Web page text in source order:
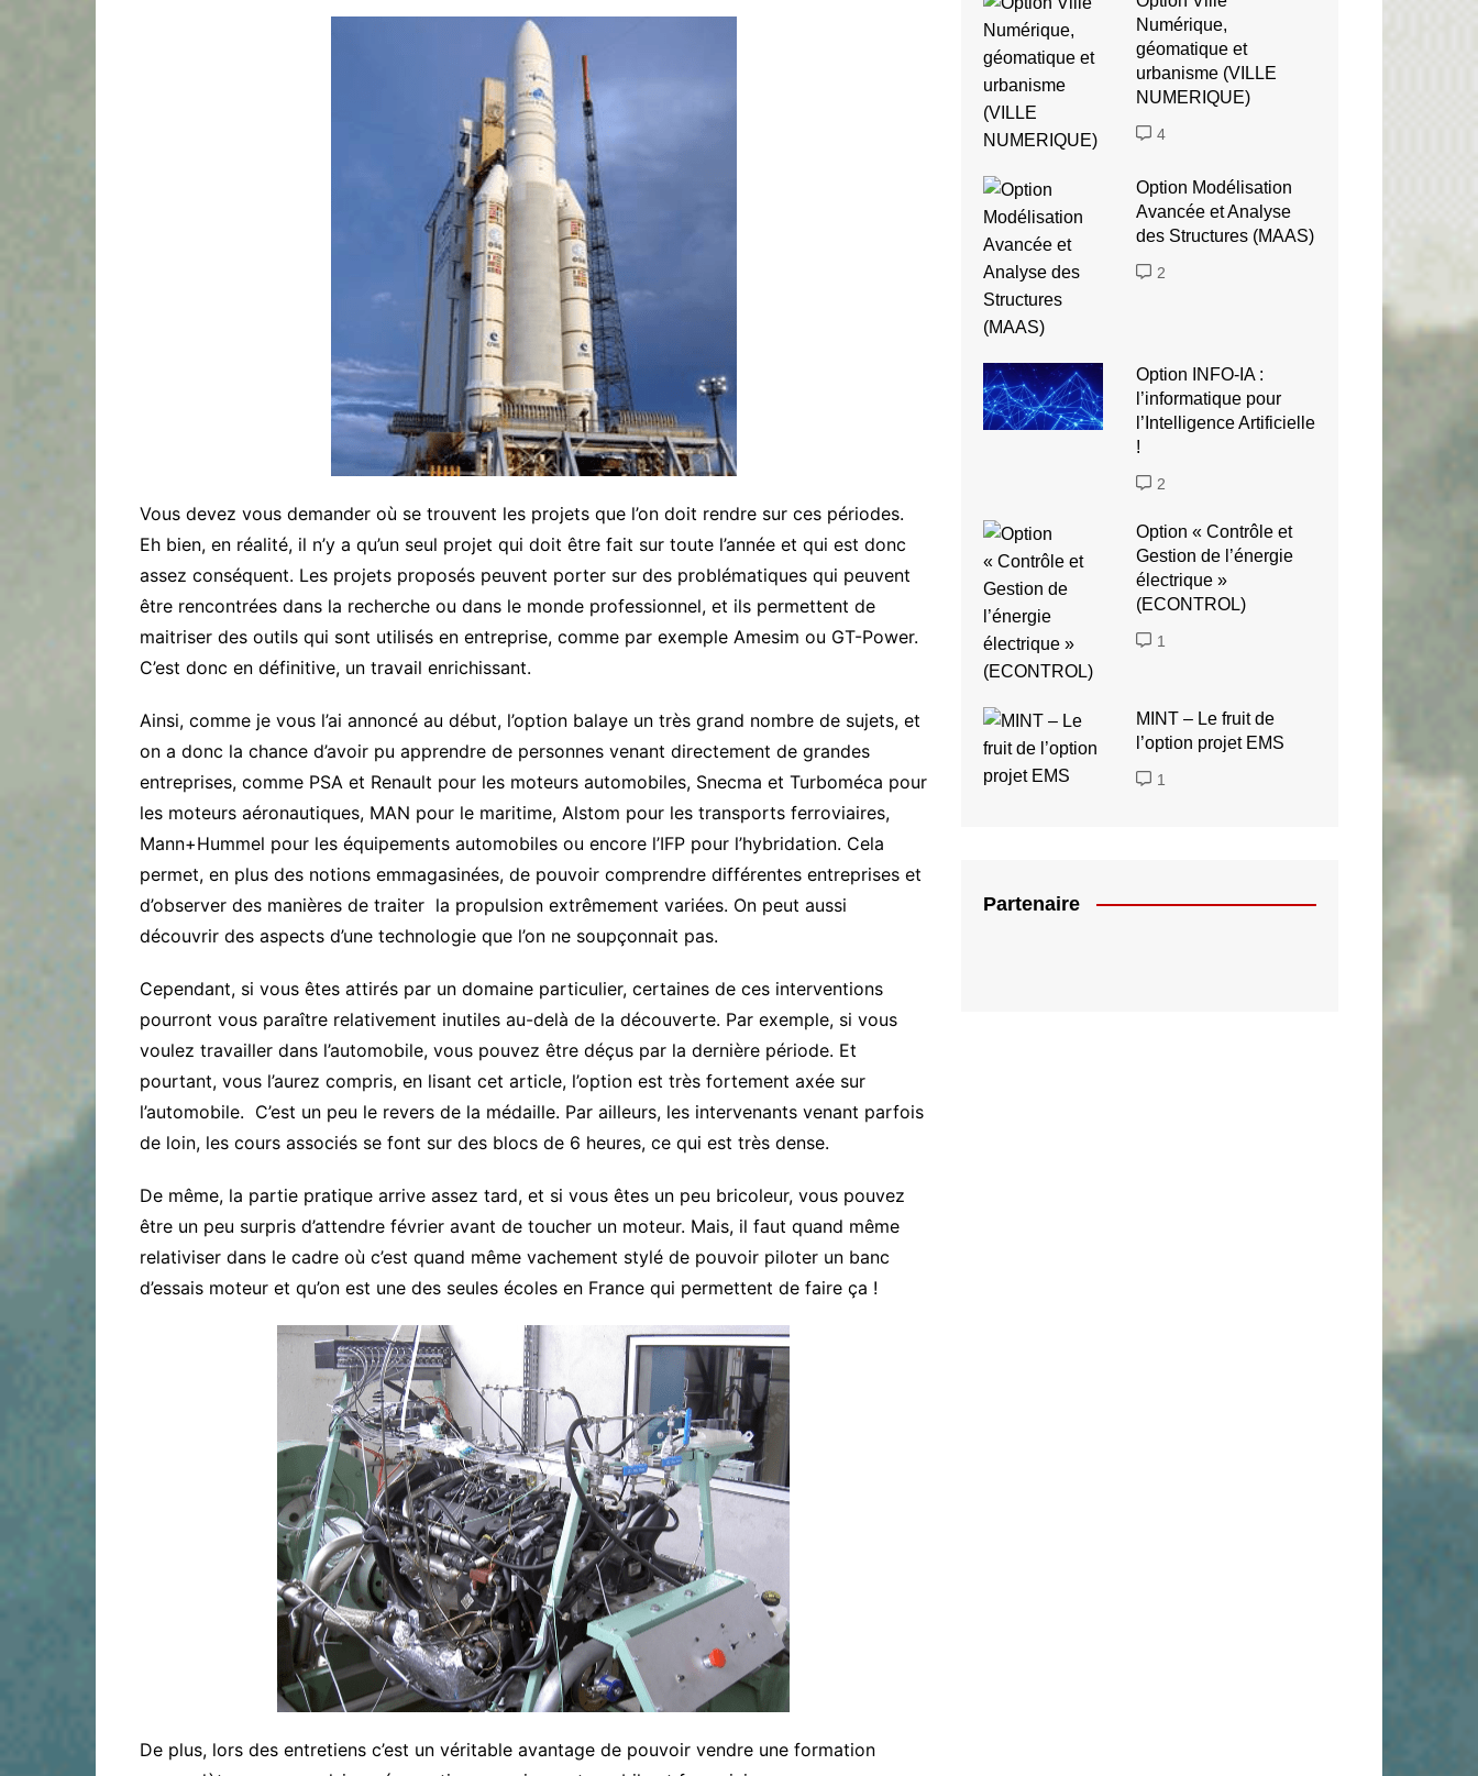
Vous devez vous demander où se trouvent les projets que l’on doit rendre sur ces périodes.
Eh bien, en réalité, il n’y a qu’un seul projet qui doit être fait sur toute l’année et qui est donc
assez conséquent. Les projets proposés peuvent porter sur des problématiques qui peuvent
être rencontrées dans la recherche ou dans le monde professionnel, et ils permettent de
maitriser des outils qui sont utilisés en entreprise, comme par exemple Amesim ou GT-Power.
C’est donc en définitive, un travail enrichissant.
Ainsi, comme je vous l’ai annoncé au début, l’option balaye un très grand nombre de sujets, et
on a donc la chance d’avoir pu apprendre de personnes venant directement de grandes
entreprises, comme PSA et Renault pour les moteurs automobiles, Snecma et Turboméca pour
les moteurs aéronautiques, MAN pour le maritime, Alstom pour les transports ferroviaires,
Mann+Hummel pour les équipements automobiles ou encore l’IFP pour l’hybridation. Cela
permet, en plus des notions emmagasinées, de pouvoir comprendre différentes entreprises et
d’observer des manières de traiter la propulsion extrêmement variées. On peut aussi
découvrir des aspects d’une technologie que l’on ne soupçonnait pas.
Cependant, si vous êtes attirés par un domaine particulier, certaines de ces interventions
pourront vous paraître relativement inutiles au-delà de la découverte. Par exemple, si vous
voulez travailler dans l’automobile, vous pouvez être déçus par la dernière période. Et
pourtant, vous l’aurez compris, en lisant cet article, l’option est très fortement axée sur
l’automobile. C’est un peu le revers de la médaille. Par ailleurs, les intervenants venant parfois
de loin, les cours associés se font sur des blocs de 6 heures, ce qui est très dense.
De même, la partie pratique arrive assez tard, et si vous êtes un peu bricoleur, vous pouvez
être un peu surpris d’attendre février avant de toucher un moteur. Mais, il faut quand même
relativiser dans le cadre où c’est quand même vachement stylé de pouvoir piloter un banc
d’essais moteur et qu’on est une des seules écoles en France qui permettent de faire ça !
De plus, lors des entretiens c’est un véritable avantage de pouvoir vendre une formation
Numérique,
géomatique et
urbanisme (VILLE
NUMERIQUE)
4
Option Modélisation
Avancée et Analyse
des Structures (MAAS)
2
Option INFO-IA :
l’informatique pour
l’Intelligence Artificielle
!
2
Option « Contrôle et
Gestion de l’énergie
électrique »
(ECONTROL)
1
MINT – Le fruit de
l’option projet EMS
1
Partenaire